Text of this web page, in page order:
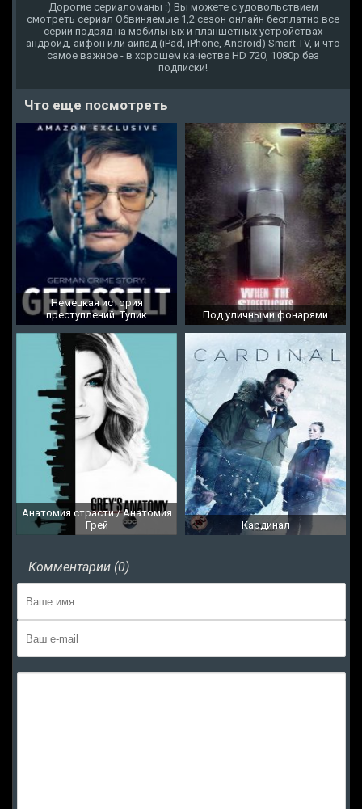
Дорогие сериаломаны :) Вы можете с удовольствием
смотреть сериал Обвиняемые 1,2 сезон онлайн бесплатно все
серии подряд на мобильных и планшетных устройствах
андроид, айфон или айпад (iPad, iPhone, Android) Smart TV, и что
самое важное - в хорошем качестве HD 720, 1080p без
подписки!
Что еще посмотреть
Немецкая история
преступлений: Тупик
Под уличными фонарями
Анатомия страсти / Анатомия
Грей
Кардинал
Комментарии (0)